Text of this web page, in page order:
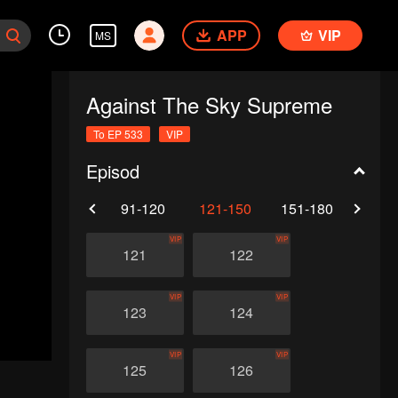
MS APP VIP
Against The Sky Supreme
To EP 533 VIP
Episod
91-120 121-150 151-180
121
VIP
122
VIP
123
VIP
124
VIP
125
VIP
126
VIP